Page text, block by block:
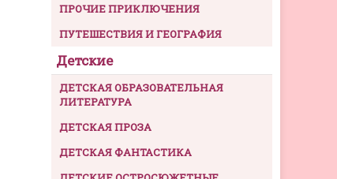
ПРОЧИЕ ПРИКЛЮЧЕНИЯ
ПУТЕШЕСТВИЯ И ГЕОГРАФИЯ
Детские
ДЕТСКАЯ ОБРАЗОВАТЕЛЬНАЯ
ЛИТЕРАТУРА
ДЕТСКАЯ ПРОЗА
ДЕТСКАЯ ФАНТАСТИКА